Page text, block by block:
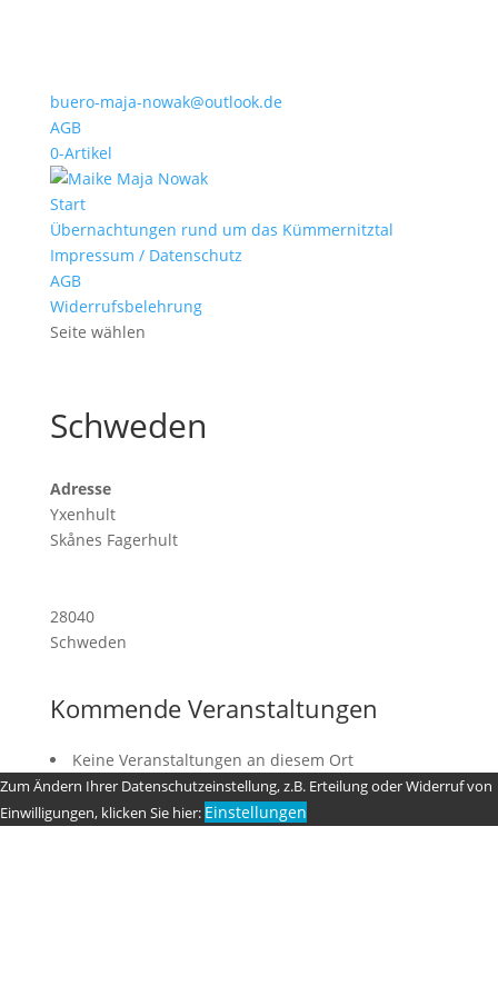
buero-maja-nowak@outlook.de
AGB
0-Artikel
Start
Übernachtungen rund um das Kümmernitztal
Impressum / Datenschutz
AGB
Widerrufsbelehrung
Seite wählen
Schweden
Adresse
Yxenhult
Skånes Fagerhult
28040
Schweden
Kommende Veranstaltungen
Keine Veranstaltungen an diesem Ort
Zum Ändern Ihrer Datenschutzeinstellung, z.B. Erteilung oder Widerruf von
Einwilligungen, klicken Sie hier: Einstellungen